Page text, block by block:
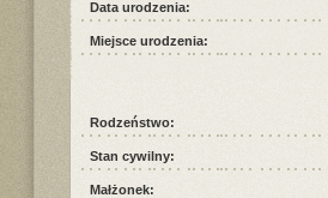
Data urodzenia:
Miejsce urodzenia:
Rodzeństwo:
Stan cywilny:
Małżonek: